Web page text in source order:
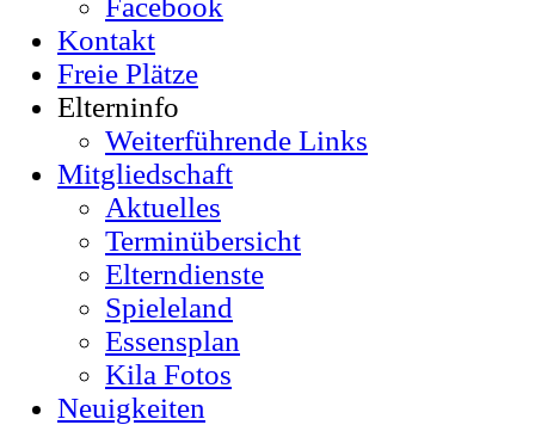
Facebook
Kontakt
Freie Plätze
Elterninfo
Weiterführende Links
Mitgliedschaft
Aktuelles
Terminübersicht
Elterndienste
Spieleland
Essensplan
Kila Fotos
Neuigkeiten